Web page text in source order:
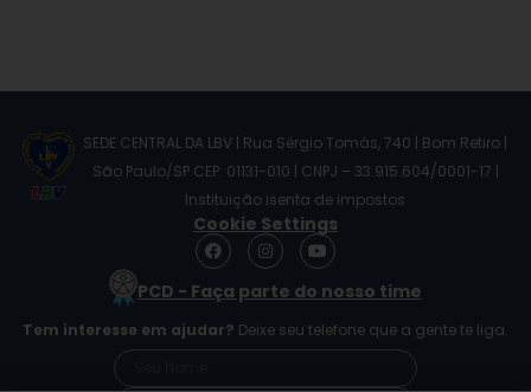
SEDE CENTRAL DA LBV | Rua Sérgio Tomás, 740 | Bom Retiro |
São Paulo/SP CEP: 01131-010 | CNPJ – 33.915.604/0001-17 |
Instituição isenta de impostos
Cookie Settings
F
a
e
o
o
I
n
s
t
g
r
Y
o
t
b
e
PCD - Faça parte do nosso time
Tem interesse em ajudar? Deixe seu telefone que a gente te liga.